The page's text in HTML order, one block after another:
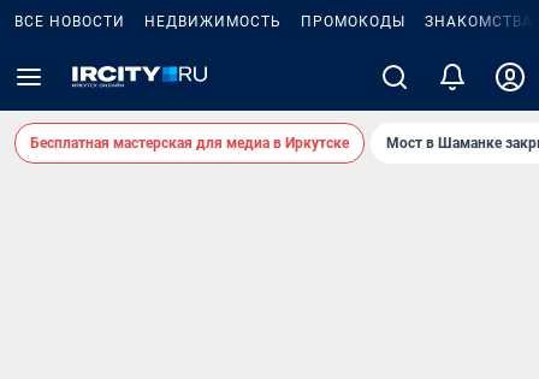
ВСЕ НОВОСТИ НЕДВИЖИМОСТЬ ПРОМОКОДЫ ЗНАКОМСТВА
Бесплатная мастерская для медиа в Иркутске Мост в Шаманке